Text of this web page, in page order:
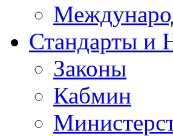
Стандарты и
Законы
Кабмин